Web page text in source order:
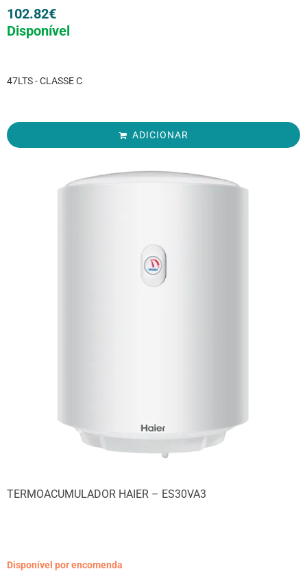
102.82€
Disponível
47LTS - CLASSE C
ADICIONAR
TERMOACUMULADOR HAIER – ES30VA3
Disponível por encomenda